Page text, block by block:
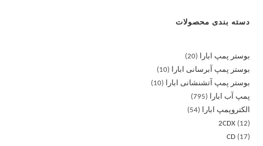
دسته بندی محصولات
بوستر پمپ ابارا
20
بوستر پمپ آبرسانی ابارا
10
بوستر پمپ آتشنشانی ابارا
10
پمپ آب ابارا
795
الکتروپمپ ابارا
54
2CDX
12
CD
17